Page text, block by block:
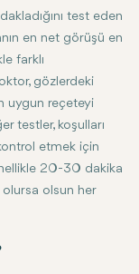
Bu nedenle
tür görme
olacak ve
düzeltici
sağlayacaktır.
test eden
en net görüşü en
farklı
gözlerdeki
uygun reçeteyi
testler, koşulları
etmek için
20-30 dakika
olursa olsun her